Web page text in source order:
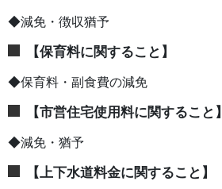
◆減免・徴収猶予
【保育料に関すること】
◆保育料・副食費の減免
【市営住宅使用料に関すること】
◆減免・猶予
【上下水道料金に関すること】